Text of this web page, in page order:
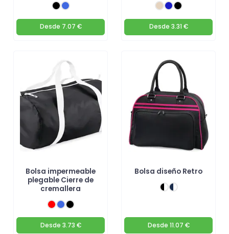
Desde 7.07 € Desde 3.31 €
Bolsa impermeable
plegable Cierre de
cremallera
Desde 3.73 €
Bolsa diseño Retro
Desde 11.07 €